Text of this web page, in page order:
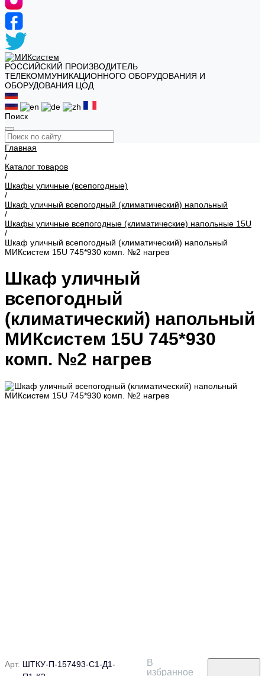
РОССИЙСКИЙ ПРОИЗВОДИТЕЛЬ
ТЕЛЕКОММУНИКАЦИОННОГО ОБОРУДОВАНИЯ И
ОБОРУДОВАНИЯ ЦОД
Поиск
Главная
/
Каталог товаров
/
Шкафы уличные (всепогодные)
/
Шкаф уличный всепогодный (климатический) напольный
/
Шкафы уличные всепогодные (климатические) напольные 15U
/
Шкаф уличный всепогодный (климатический) напольный
МИКсистем 15U 745*930 комп. №2 нагрев
Шкаф уличный
всепогодный
(климатический) напольный
МИКсистем 15U 745*930
комп. №2 нагрев
Арт. ШТКУ-П-157493-С1-Д1-
В
избранное